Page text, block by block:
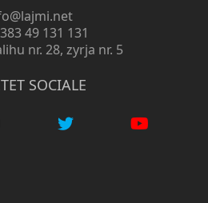
49 131 131
nr. 28, zyrja nr. 5
SOCIALE